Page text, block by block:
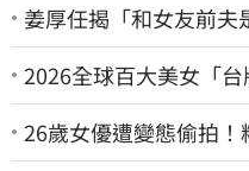
姜厚任揭「和女友前夫
2026全球百大美女「
26歲女優遭變態偷拍